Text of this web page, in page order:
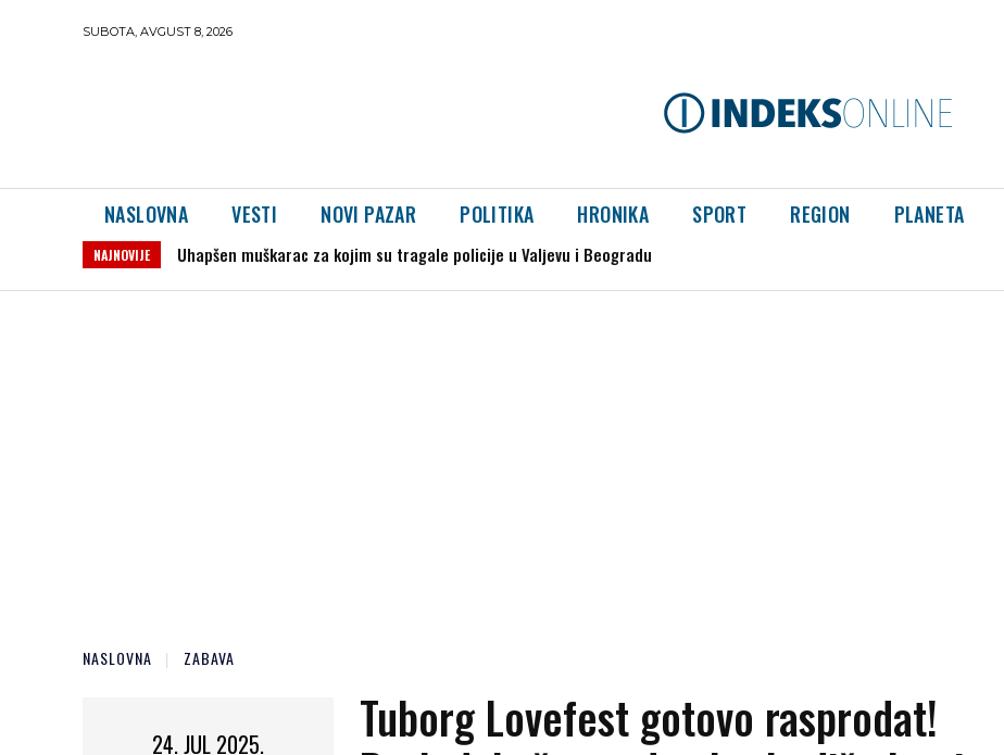
SUBOTA, AVGUST 8, 2026
NASLOVNA VESTI NOVI PAZAR POLITIKA HRONIKA SPORT REGION PLANETA
NAJNOVIJE Uhapšen muškarac za kojim su tragale policije u Valjevu i Beogradu
Severina iz Jajca: „Nema dalje bez priznanja genocida u Srebrenici“
NASLOVNA ZABAVA
24. JUL 2025.
Tuborg Lovefest gotovo rasprodat!